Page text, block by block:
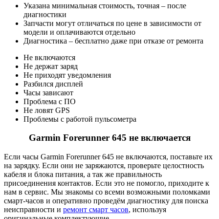
Указана минимальная стоимость, точная – после
диагностики
Запчасти могут отличаться по цене в зависимости от
модели и оплачиваются отдельно
Диагностика – бесплатно даже при отказе от ремонта
Не включаются
Не держат заряд
Не приходят уведомления
Разбился дисплей
Часы зависают
Проблема с ПО
Не ловят GPS
Проблемы с работой пульсометра
Garmin Forerunner 645 не включается
Если часы Garmin Forerunner 645 не включаются, поставьте их
на зарядку. Если они не заряжаются, проверьте целостность
кабеля и блока питания, а так же правильность
присоединения контактов. Если это не помогло, приходите к
нам в сервис. Мы знакомы со всеми возможными поломками
смарт-часов и оперативно проведём диагностику для поиска
неисправности и ремонт смарт часов, используя